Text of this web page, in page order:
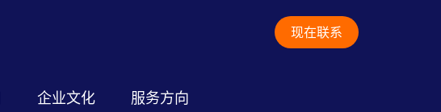
现在联系
企业文化
服务方向